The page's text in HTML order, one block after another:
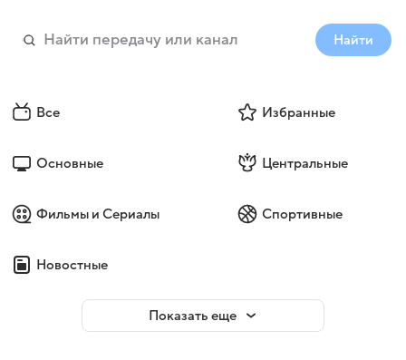
Найти
Все Избранные
Основные Центральные
Фильмы и Сериалы Спортивные
Новостные
Показать еще